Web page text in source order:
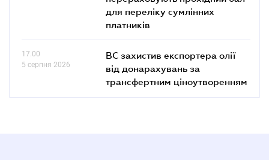
для переліку сумлінних
платників
17.00
5 серпня 2026
ВС захистив експортера олії
від донарахувань за
трансфертним ціноутворенням